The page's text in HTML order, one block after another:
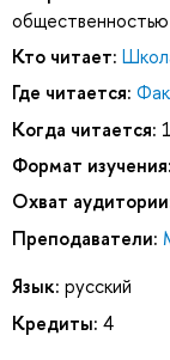
общественностью
Кто читает:
Где читается:
Когда читается:
Формат изучения:
Охват
Преподаватели:
Язык: русский
Кредиты: 4